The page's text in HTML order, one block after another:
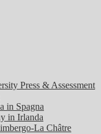
Press & Assessment
in Spagna
in Irlanda
La Châtre